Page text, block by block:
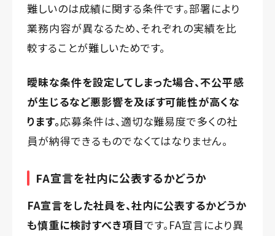
難しいのは成績に関する条件です。部署により
業務内容が異なるため、それぞれの実績を比
較することが難しいためです。
曖昧な条件を設定してしまった場合、不公平感
が生じるなど悪影響を及ぼす可能性が高くな
ります。応募条件は、適切な難易度で多くの社
員が納得できるものでなくてはなりません。
FA宣言を社内に公表するかどうか
FA宣言をした社員を、社内に公表するかどうか
も慎重に検討すべき項目です。FA宣言により異